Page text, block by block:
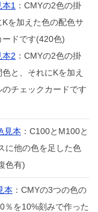
1 ：CMYの2色の掛
を加えた色の配色サ
ードです(420色)
本2 ：CMYの2色の掛
と、それにKを加え
チェックカードです
見本 ：C100とM100と
に他の色を足した色
色有)
本 ：CMYの3つの色の
％を10%刻みで作った